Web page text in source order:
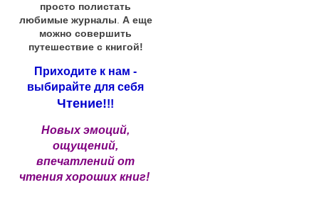
просто полистать
любимые журналы А еще
можно совершить
путешествие с книгой!
Приходите к нам -
выбирайте для себя
Чтение!!!
Новых эмоций,
ощущений,
впечатлений от
чтения хороших книг!